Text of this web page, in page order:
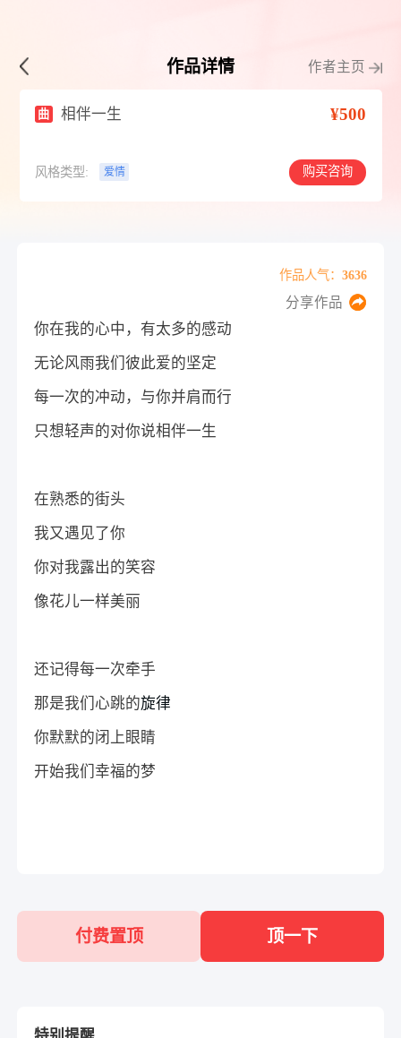
作品详情 作者主页
曲 相伴一生 ¥500
风格类型: 爱情 购买咨询
作品人气：3636
分享作品
你在我的心中，有太多的感动
无论风雨我们彼此爱的坚定
每一次的冲动，与你并肩而行
只想轻声的对你说相伴一生
在熟悉的街头
我又遇见了你
你对我露出的笑容
像花儿一样美丽
还记得每一次牵手
那是我们心跳的旋律
你默默的闭上眼睛
开始我们幸福的梦
付费置顶 顶一下